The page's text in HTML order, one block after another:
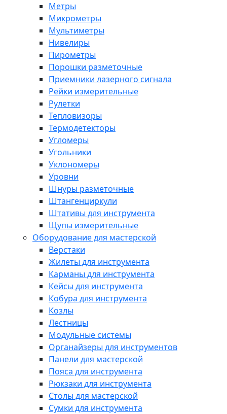
Метры
Микрометры
Мультиметры
Нивелиры
Пирометры
Порошки разметочные
Приемники лазерного сигнала
Рейки измерительные
Рулетки
Тепловизоры
Термодетекторы
Угломеры
Угольники
Уклономеры
Уровни
Шнуры разметочные
Штангенциркули
Штативы для инструмента
Щупы измерительные
Оборудование для мастерской
Верстаки
Жилеты для инструмента
Карманы для инструмента
Кейсы для инструмента
Кобура для инструмента
Козлы
Лестницы
Модульные системы
Органайзеры для инструментов
Панели для мастерской
Пояса для инструмента
Рюкзаки для инструмента
Столы для мастерской
Сумки для инструмента